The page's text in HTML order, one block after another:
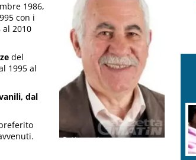
1986,
con i
2010
del
1995 al
dal